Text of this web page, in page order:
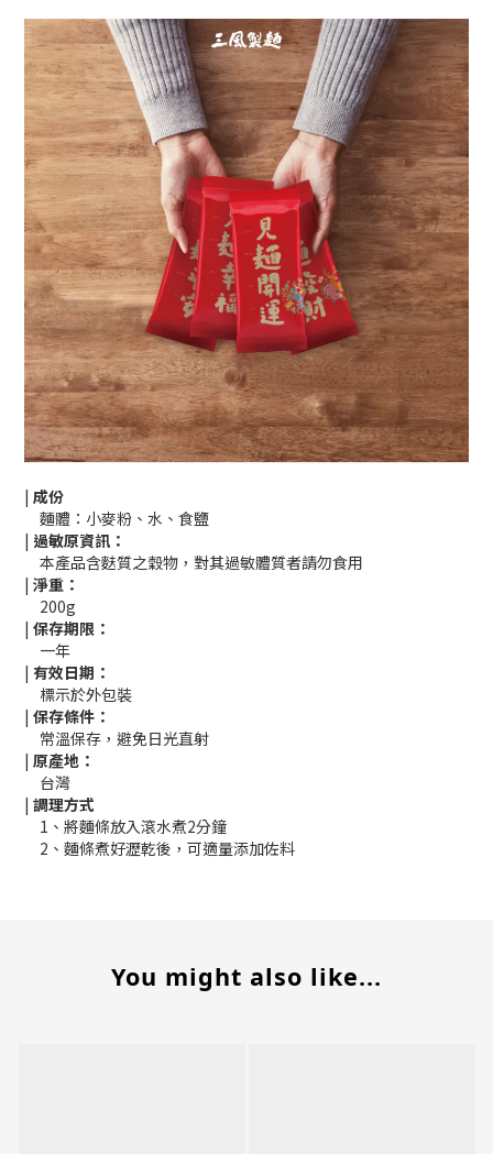
| 成份
麵體：小麥粉、水、食鹽
| 過敏原資訊：
本產品含麩質之穀物，對其過敏體質者請勿食用
| 淨重：
200g
| 保存期限：
一年
| 有效日期：
標示於外包裝
| 保存條件：
常溫保存，避免日光直射
| 原產地：
台灣
| 調理方式
1、將麵條放入滾水煮2分鐘
2、麵條煮好瀝乾後，可適量添加佐料
You might also like...